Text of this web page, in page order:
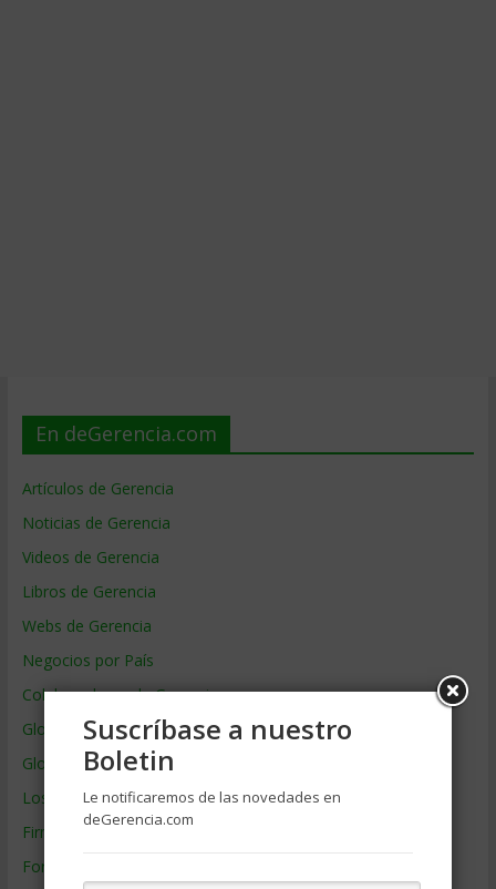
En deGerencia.com
Artículos de Gerencia
Noticias de Gerencia
Videos de Gerencia
Libros de Gerencia
Webs de Gerencia
Negocios por País
Colaboradores de Gerencia
Glosario
Glosario Inglés – Español
Los mejores MBA
Firmas de Gerencia
Formación de Gerencia
Suscríbase a nuestro
Boletin
Le notificaremos de las novedades en
deGerencia.com